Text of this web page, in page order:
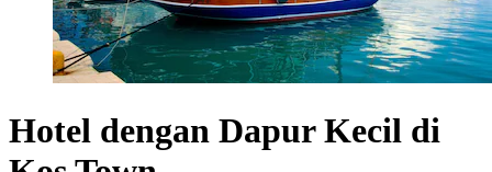
Hotel dengan Dapur Kecil di